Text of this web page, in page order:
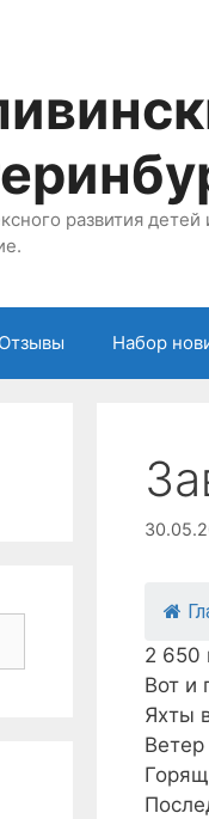
развития
Отзывы Набор
2 650
Вот и
Яхты